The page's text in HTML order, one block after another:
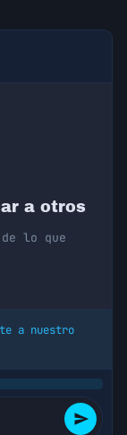
a otros
lo que
a nuestro